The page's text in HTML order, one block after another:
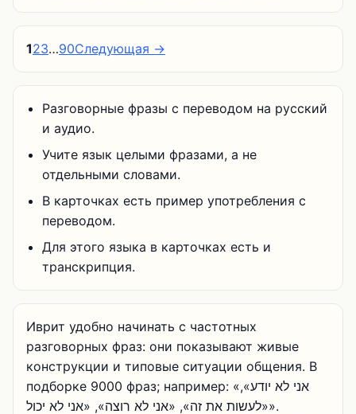
123…90Следующая →
Разговорные фразы с переводом на русский
и аудио.
Учите язык целыми фразами, а не
отдельными словами.
В карточках есть пример употребления с
переводом.
Для этого языка в карточках есть и
транскрипция.
Иврит удобно начинать с частотных
разговорных фраз: они показывают живые
конструкции и типовые ситуации общения. В
подборке 9000 фраз; например: «אני לא יודע»,
«לעשות את זה», «אני לא רוצה», «אני לא יכול».